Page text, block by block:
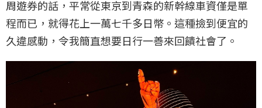
周遊券的話，平常從東京到青森的新幹線車資僅是單
程而已，就得花上一萬七千多日幣。這種撿到便宜的
久違感動，令我簡直想要日行一善來回饋社會了。